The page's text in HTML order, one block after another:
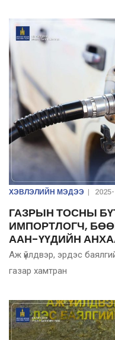
ХЭВЛЭЛИЙН МЭДЭЭ |
ГАЗРЫН ТОСНЫ
ИМПОРТЛОГЧ,
ААН-ҮҮДИЙН
Аж үйлдвэр, эрдэс
газар хамтран